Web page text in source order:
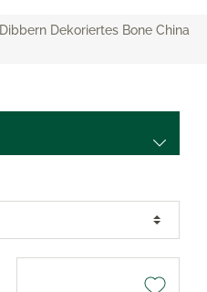
Dibbern Dekoriertes Bone China